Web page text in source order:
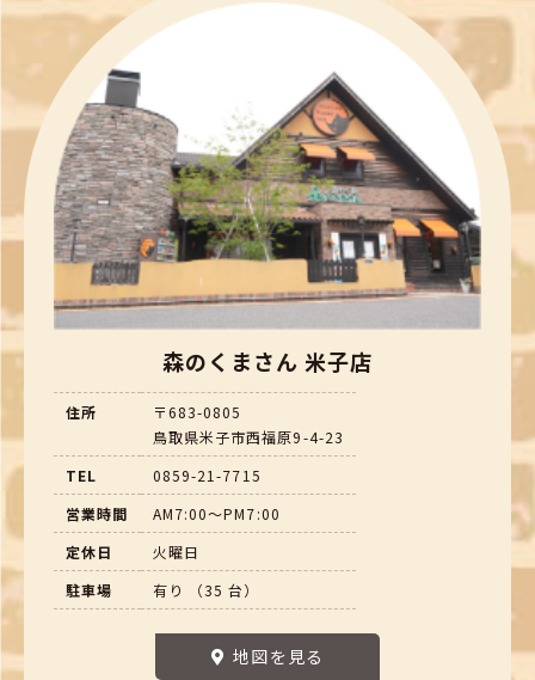
森のくまさん 米子店
住所
〒683-0805
鳥取県米子市西福原9-4-23
TEL
0859-21-7715
営業時間
AM7:00～PM7:00
定休日
火曜日
駐車場
有り （35 台）
地図を見る